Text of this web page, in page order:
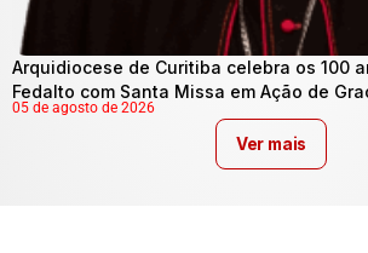
Arquidiocese de Curitiba celebra os 100
Fedalto com Santa Missa em Ação de
05 de agosto de 2026
Ver mais